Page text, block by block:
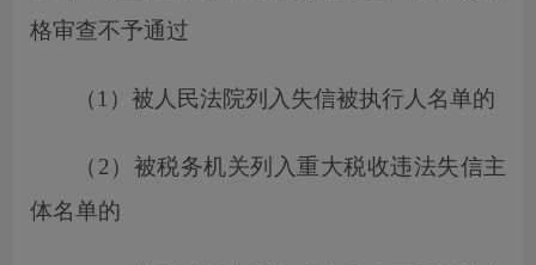
格审查不予通过
（ 1）被人民法院列入失信被执行人名单的
（ 2） 被税务机关列入重大税收违法失信主
体名单的